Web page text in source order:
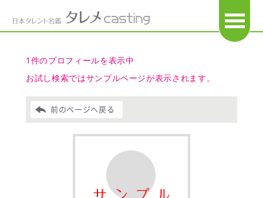
1件のプロフィールを表示中
お試し検索ではサンプルページが表示されます。
前のページへ戻る